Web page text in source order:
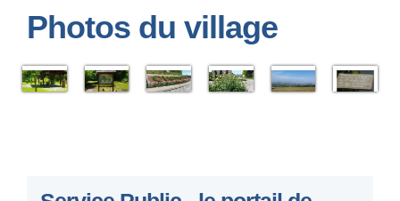
Photos du village